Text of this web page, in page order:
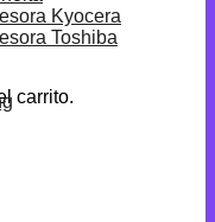
carrito.
Kyocera
Toshiba